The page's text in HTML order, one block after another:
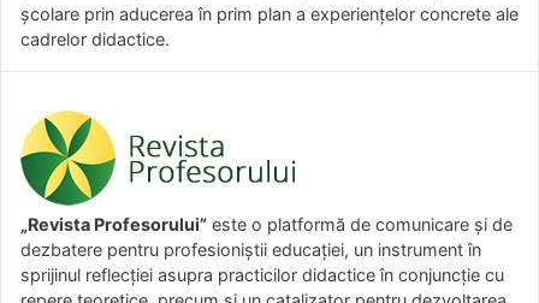
şcolare prin aducerea în prim plan a experienţelor concrete ale
cadrelor didactice.
„Revista Profesorului” este o platformă de comunicare și de
dezbatere pentru profesioniștii educației, un instrument în
sprijinul reflecției asupra practicilor didactice în conjuncție cu